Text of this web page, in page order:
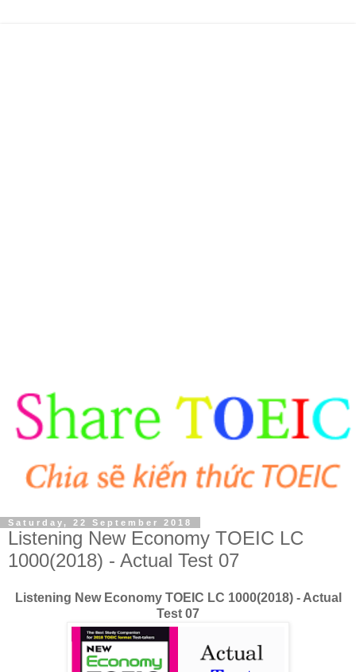
Saturday, 22 September 2018
Listening New Economy TOEIC LC
1000(2018) - Actual Test 07
Listening New Economy TOEIC LC 1000(2018) - Actual
Test 07